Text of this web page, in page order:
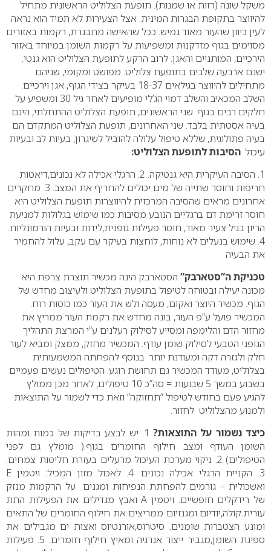
משקל שונה (רזות או שמנות). תופעת הצלוליט הראשונית מתחיל
להיווצר בתקופת הבגרות המינית. אצל הצעירות לא תמיד הוא נראה
לעין כיוון שהעור מאוד גמיש. ככל שהאישה מתבגרת, רקמות באזורים
מסוימים בגוף מזדקנות ומשפיעות על רקמות השומן במיוחד באזור
הירכיים, המותניים והאגן. לרוב הרקע לתופעת הצלוליט הוא גנטי.
ישנם ארבעה שלבים בתופעת צלוליט: מפושט ומקומי, שניהם
מתחילים להיווצר בגילאים 18-37 בעיקר בצידי הגוף, אגן וירכיים.
השלב המכאיב והשלב דמוי הג’לי מופיעים לאחר גיל 30 ומשפיע על
חלקים רבים בגוף. שני הראשונים, תופעת הצלוליט ההתחלתי, הינם
בעיה אסטתית בלבד. שני האחרונים, תופעת הצלוליט המתקדם הם
בעיה פתולוגית, שללא טיפול עלולה להוביל לשיגרון, בעיות לב ובעיות
עיכול. הסיבות לתופעת הצלוליט:
1. הסיבה העיקרית היא גנטיקה.
2. הרגלי אכילה לא נכונים,דיאטות
חריפות וחוסר שתייה של מים יכולים להחריף את המצב.
3. מחקרים
אחרונים מראים שהסיבה המרכזית להיווצרות תופעת הצלוליט היא
חוסר זרימת דם ברגליים הנובע מסיבות כמו שימוש בגלולות למניעת
הריון בגיל צעיר מאוד, חוסר פעילות גופנית,לידות ובעיות הורמונליות.
4. שימוש בנעלים לא נוחות, לוחצות בעיקר עם עקב, עלול להחמיר
את הבעיה
טכניקת ה”סטארבק” הסטארבק הינה מכשיר תוצרת צרפת היא
מכונה יעילה ובטוחה לטיפול בתופעת הצלוליט ולעיצוב מחדש של
הגוף. מכשיר היוצר ואקום, מעסה ולש את העור כמו כוסות רוח.
המכשיר פועל ע”פ העור, בונה מחדש את רקמת העור ממריץ את
מחזור הדם והלימפה ומסייע לסילוק רעלנים ע”י המרצת התהליך
הגופני הטבעי לסילוק שומן עודף. המכשיר מחזק, ממצק ומביא לעור
חלק ולגזרה דקה ומעודנת יותר. בנוסף להפחתה המשמעותית
בצלוליט, מעודד המכשיר גם תחושת רוגע. הטיפולים נעשים פעמיים
בשבוע במשך 5 שבועות = סה”כ 10 טיפולים, לאחר מכן ממולץ
להגיע פעם בחודש לטיפול “תחזוקה” וזאת כדי לשמור על התוצאות
ולמנוע מהצלוליט לחזור.
כיצד נשמור על התוצאות?
1. יש לבצע בדיקות של כמות ומהות
השומן העודף ומצב חילוף החומרים בגוף.( מומלץ גם לפני
הטיפולים)
3. הקניית הרגלי אכילה נכונים.
4. לאכול מזון המכיל: ויטמין E
ואשכולית – גורמים להפחתת הנפיחות ומגנים על הרקמות מנזק
של רידקלים חופשיים. ויטמין A ואבץ מגדילים את הפעילות התת
עורית.קולה,יודיום ומגנזיום ממריצים את חילוף החומרים של התאים
ומונע הצטברות שומנים. סיטרוס,אורנטיוס ואצות ים מגבילים את
ספיגת השומן,מגביר ייצור אנרגיה ומאיץ חילוף חומרים.
5. פעילות